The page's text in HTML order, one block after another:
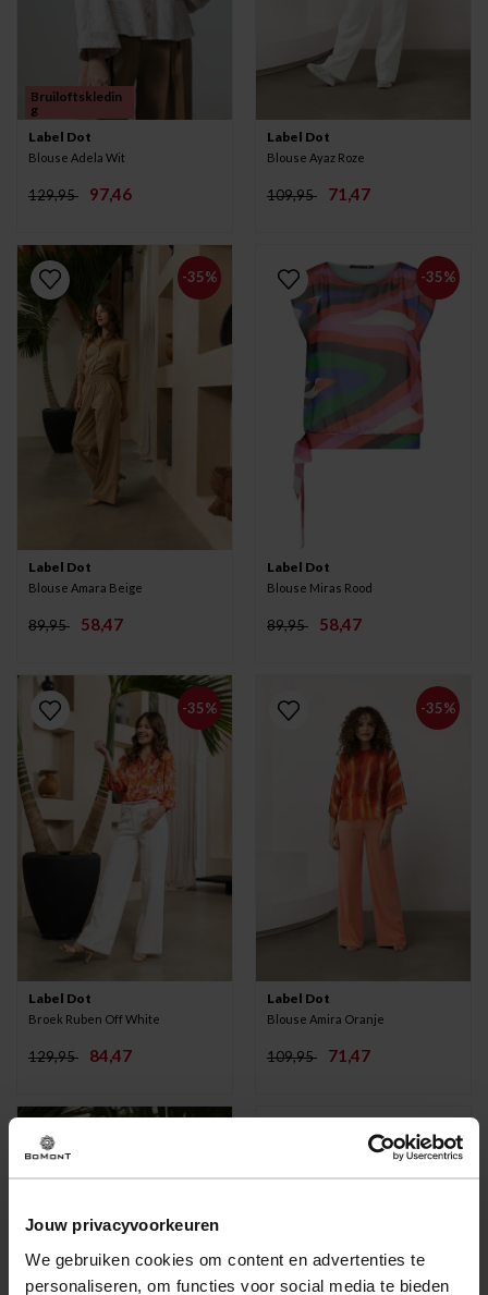
Jouw privacyvoorkeuren
We gebruiken cookies om content en advertenties te
personaliseren, om functies voor social media te bieden
Bruiloftskledin
g
Label Dot
Blouse Adela Wit
129,95 97,46
Label Dot
Blouse Ayaz Roze
109,95 71,47
-35%
Label Dot
Blouse Amara Beige
89,95 58,47
-35%
Label Dot
Blouse Miras Rood
89,95 58,47
-35%
Label Dot
Broek Ruben Off White
129,95 84,47
-35%
Label Dot
Blouse Amira Oranje
109,95 71,47
-50%